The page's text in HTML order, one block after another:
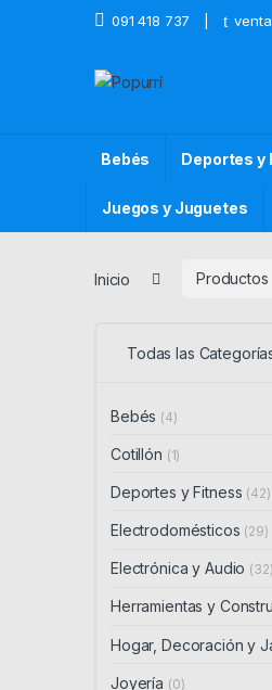
Skip to navigation
Skip to content 091 418 737
Bebés Deportes y
Juegos y Juguetes
Inicio Productos
Todas las
Bebés (4)
Cotillón (1)
Deportes y Fitness (42)
Electrodomésticos (29)
Electrónica y Audio (32)
Herramientas y
Hogar, Decoración y
Joyería (0)